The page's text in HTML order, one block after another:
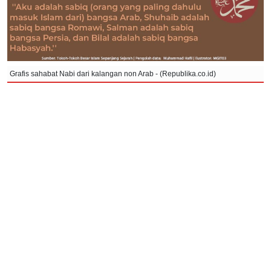
Grafis sahabat Nabi dari kalangan non Arab - (Republika.co.id)